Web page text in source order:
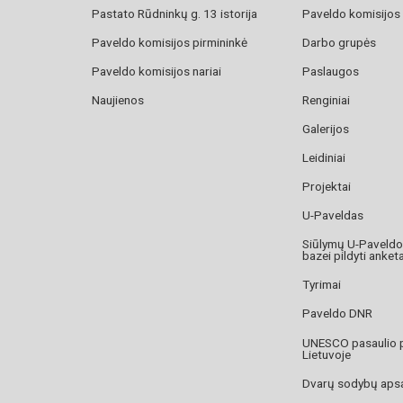
Pastato Rūdninkų g. 13 istorija
Paveldo komisijos pirmininkė
Paveldo komisijos nariai
Naujienos
Paveldo
Darbo grupės
Paslaugos
Renginiai
Galerijos
Leidiniai
Projektai
U-Paveldas
Siūlymų U-
bazei pildyti
Tyrimai
Paveldo DNR
UNESCO pasaulio
Lietuvoje
Dvarų sodybų